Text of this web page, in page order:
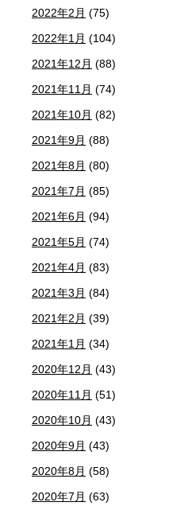
2022年2月 (75)
2022年1月 (104)
2021年12月 (88)
2021年11月 (74)
2021年10月 (82)
2021年9月 (88)
2021年8月 (80)
2021年7月 (85)
2021年6月 (94)
2021年5月 (74)
2021年4月 (83)
2021年3月 (84)
2021年2月 (39)
2021年1月 (34)
2020年12月 (43)
2020年11月 (51)
2020年10月 (43)
2020年9月 (43)
2020年8月 (58)
2020年7月 (63)